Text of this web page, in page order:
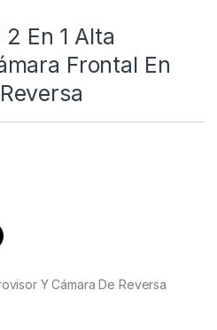
2 En 1 Alta
Frontal En
Y Cámara De Reversa